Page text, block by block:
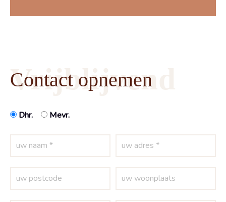
Vrijblijvend
Contact opnemen
Dhr. Mevr.